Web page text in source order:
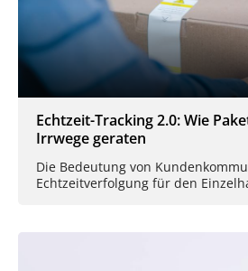
Echtzeit-Tracking 2.0: Wie
Irrwege geraten
Die Bedeutung von
Echtzeitverfolgung für den